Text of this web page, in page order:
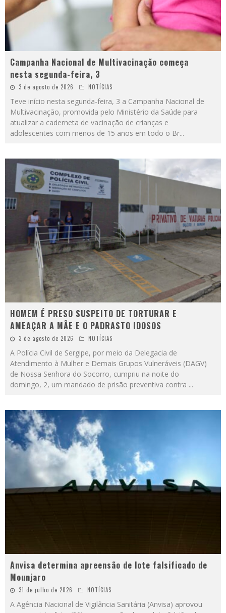
Campanha Nacional de Multivacinação começa
nesta segunda-feira, 3
3 de agosto de 2026 NOTÍCIAS
Teve início nesta segunda-feira, 3 a Campanha Nacional de
Multivacinação, promovida pelo Ministério da Saúde para
atualizar a caderneta de vacinação de crianças e
adolescentes com menos de 15 anos em todo o Br...
HOMEM É PRESO SUSPEITO DE TORTURAR E
AMEAÇAR A MÃE E O PADRASTO IDOSOS
3 de agosto de 2026 NOTÍCIAS
A Polícia Civil de Sergipe, por meio da Delegacia de
Atendimento à Mulher e Demais Grupos Vulneráveis (DAGV)
de Nossa Senhora do Socorro, cumpriu na noite do
domingo, 2, um mandado de prisão preventiva contra ...
Anvisa determina apreensão de lote falsificado de
Mounjaro
31 de julho de 2026 NOTÍCIAS
A Agência Nacional de Vigilância Sanitária (Anvisa) aprovou